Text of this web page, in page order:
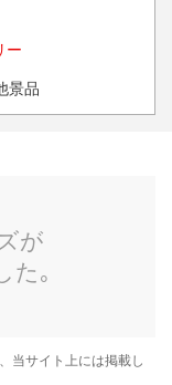
ー
景品